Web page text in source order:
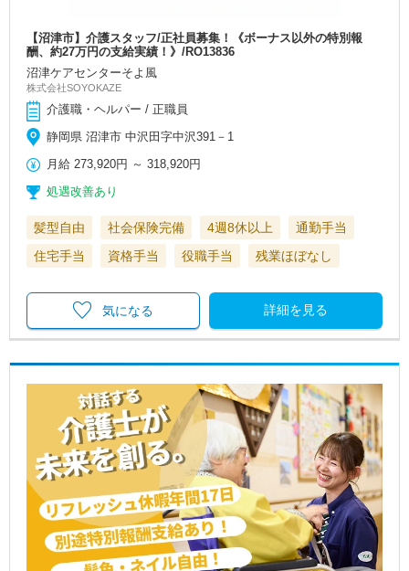
【沼津市】介護スタッフ/正社員募集！《ボーナス以外の特別報
酬、約27万円の支給実績！》/RO13836
沼津ケアセンターそよ風
株式会社SOYOKAZE
介護職・ヘルパー / 正職員
静岡県 沼津市 中沢田字中沢391－1
月給 273,920円 ～318,920円
処遇改善あり
髪型自由 社会保険完備 4週8休以上
通勤手当
住宅手当
資格手当 役職手当 残業ほぼなし
詳細を見る
気になる